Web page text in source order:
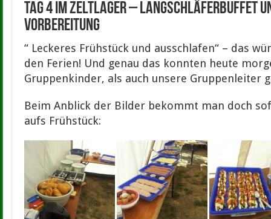
Tag 4 im Zeltlager – Langschläferbuffet
Vorbereitung
“ Leckeres Frühstück und ausschlafen“ – das
den Ferien! Und genau das konnten heute
Gruppenkinder, als auch unsere Gruppenleiter
Beim Anblick der Bilder bekommt man doch
aufs Frühstück: